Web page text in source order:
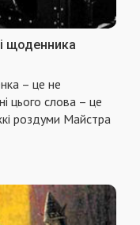
щоденника
– це не
цього слова – це
роздуми Майстра